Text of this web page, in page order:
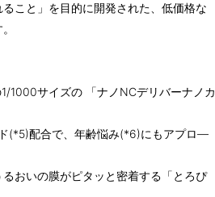
こと」を目的に開発された、低価格な
1000サイズの 「ナノNCデリバーナノカ
(*5)配合で、年齢悩み(*6)にもアプロ―
おいの膜がピタッと密着する「とろぴ